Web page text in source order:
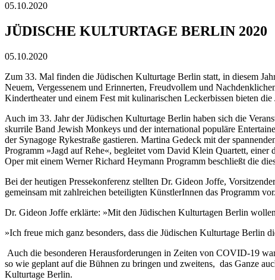
05.10.2020
JÜDISCHE KULTURTAGE BERLIN 2020
05.10.2020
Zum 33. Mal finden die Jüdischen Kulturtage Berlin statt, in diesem
Neuem, Vergessenem und Erinnerten, Freudvollem und
Kindertheater und einem Fest mit kulinarischen Leckerbissen bieten
Auch im 33. Jahr der Jüdischen Kulturtage Berlin haben sich die
skurrile Band Jewish Monkeys und der international populäre
der Synagoge Rykestraße gastieren. Martina Gedeck mit der
Programm »Jagd auf Rehe«, begleitet vom David Klein Quartett,
Oper mit einem Werner Richard Heymann Programm beschließt die
Bei der heutigen Pressekonferenz stellten Dr. Gideon Joffe,
gemeinsam mit zahlreichen beteiligten KünstlerInnen das Programm vor.
Dr. Gideon Joffe erklärte: »Mit den Jüdischen Kulturtagen Berlin
»Ich freue mich ganz besonders, dass die Jüdischen Kulturtage Berlin
Auch die besonderen Herausforderungen in Zeiten von COVID-19
so wie geplant auf die Bühnen zu bringen und zweitens, das Ganze
Kulturtage Berlin.